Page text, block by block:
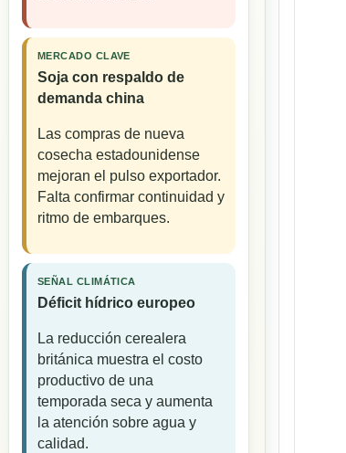
MERCADO CLAVE
Soja con respaldo de
demanda china
Las compras de nueva
cosecha estadounidense
mejoran el pulso exportador.
Falta confirmar continuidad y
ritmo de embarques.
SEÑAL CLIMÁTICA
Déficit hídrico europeo
La reducción cerealera
británica muestra el costo
productivo de una
temporada seca y aumenta
la atención sobre agua y
calidad.